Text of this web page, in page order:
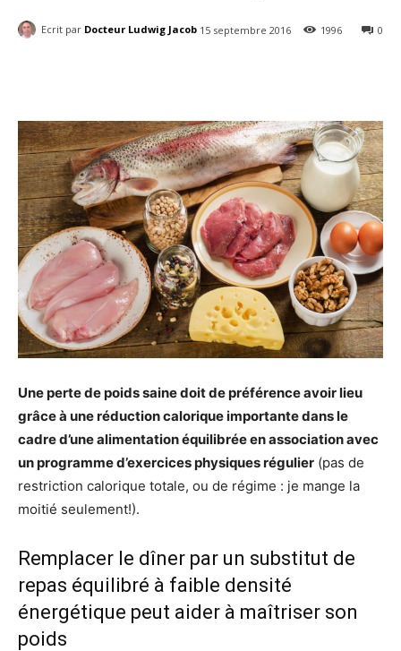
Ecrit par Docteur Ludwig Jacob 15 septembre 2016 0
1996
Une perte de poids saine doit de préférence avoir lieu
grâce à une réduction calorique importante dans le
cadre d’une alimentation équilibrée en association avec
un programme d’exercices physiques régulier (pas de
restriction calorique totale, ou de régime : je mange la
moitié seulement!).
Remplacer le dîner par un substitut de
repas équilibré à faible densité
énergétique peut aider à maîtriser son
poids